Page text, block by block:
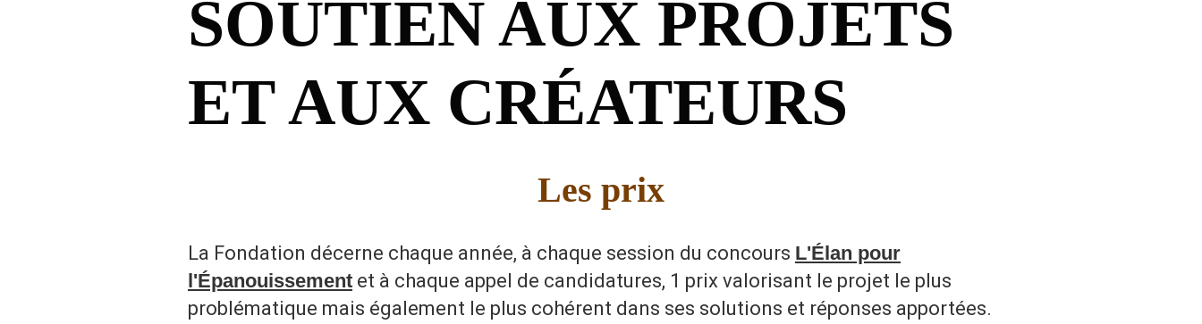
SOUTIEN AUX PROJETS
ET AUX CRÉATEURS
Les prix
La Fondation décerne chaque année, à chaque session du concours L'Élan pour
l'Épanouissement et à chaque appel de candidatures, 1 prix valorisant le projet le plus
problématique mais également le plus cohérent dans ses solutions et réponses apportées.